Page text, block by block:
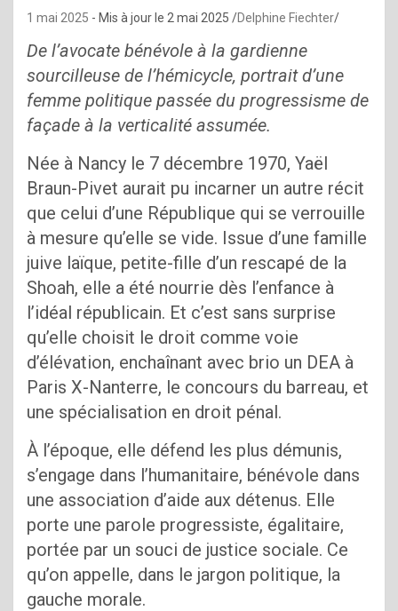
1 mai 2025 - Mis à jour le 2 mai 2025 Delphine Fiechter
De l’avocate bénévole à la gardienne
sourcilleuse de l’hémicycle, portrait d’une
femme politique passée du progressisme de
façade à la verticalité assumée.
Née à Nancy le 7 décembre 1970, Yaël
Braun-Pivet aurait pu incarner un autre récit
que celui d’une République qui se verrouille
à mesure qu’elle se vide. Issue d’une famille
juive laïque, petite-fille d’un rescapé de la
Shoah, elle a été nourrie dès l’enfance à
l’idéal républicain. Et c’est sans surprise
qu’elle choisit le droit comme voie
d’élévation, enchaînant avec brio un DEA à
Paris X-Nanterre, le concours du barreau, et
une spécialisation en droit pénal.
À l’époque, elle défend les plus démunis,
s’engage dans l’humanitaire, bénévole dans
une association d’aide aux détenus. Elle
porte une parole progressiste, égalitaire,
portée par un souci de justice sociale. Ce
qu’on appelle, dans le jargon politique, la
gauche morale.